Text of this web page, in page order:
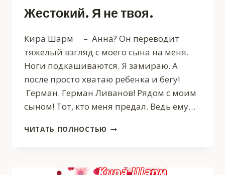
Жестокий. Я не твоя.
Кира Шарм – Анна? Он переводит
тяжелый взгляд с моего сына на меня.
Ноги подкашиваются. Я замираю. А
после просто хватаю ребенка и бегу!
Герман. Герман Ливанов! Рядом с моим
сыном! Тот, кто меня предал. Ведь ему…
ЧИТАТЬ ПОЛНОСТЬЮ ЖЕСТОКИЙ.